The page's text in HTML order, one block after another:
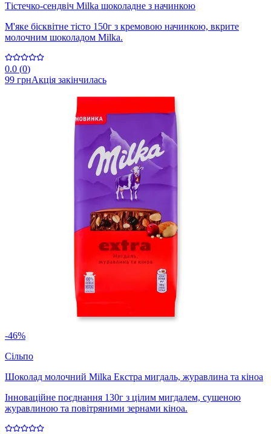
Тістечко-сендвіч Milka шоколадне з начинкою
М'яке бісквітне тісто 150г з кремовою начинкою, вкрите
молочним шоколадом Milka.
0.0 (0)
99 грнАкція закінчилась
-46%
Сільпо
Шоколад молочний Milka Екстра мигдаль, журавлина та кіноа
Інноваційне поєднання 130г з цілим мигдалем, сушеною
журавлиною та повітряними зернами кіноа.